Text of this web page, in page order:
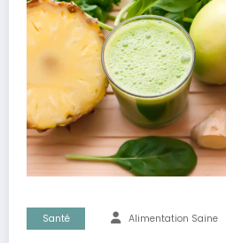
Santé Alimentation Saine